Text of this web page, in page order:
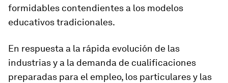
formidables contendientes a los modelos
educativos tradicionales.
En respuesta a la rápida evolución de las
industrias y a la demanda de cualificaciones
preparadas para el empleo, los particulares y las